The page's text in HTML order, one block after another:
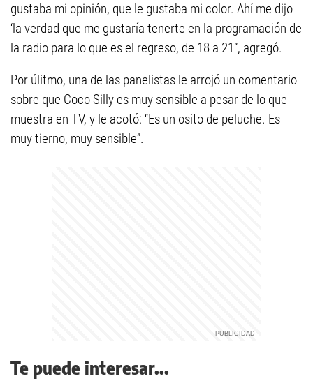
gustaba mi opinión, que le gustaba mi color. Ahí me dijo
‘la verdad que me gustaría tenerte en la programación de
la radio para lo que es el regreso, de 18 a 21”, agregó.
Por úlitmo, una de las panelistas le arrojó un comentario
sobre que Coco Silly es muy sensible a pesar de lo que
muestra en TV, y le acotó: “Es un osito de peluche. Es
muy tierno, muy sensible”.
Te puede interesar...